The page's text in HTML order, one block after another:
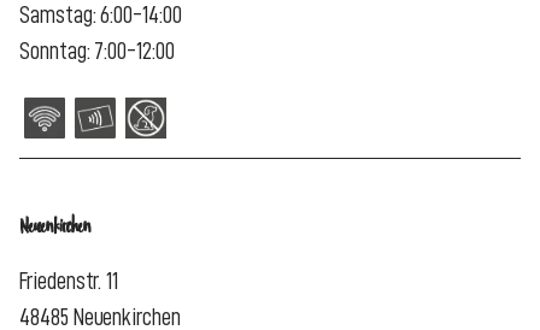
Samstag: 6:00-14:00
Sonntag: 7:00-12:00
Neuenkirchen
Friedenstr. 11
48485 Neuenkirchen